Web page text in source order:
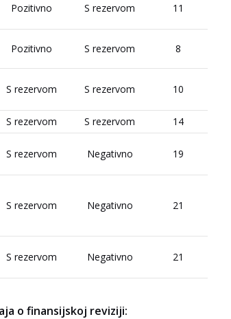
Pozitivno S rezervom 11
Pozitivno S rezervom 8
S rezervom S rezervom 10
S rezervom S rezervom 14
S rezervom Negativno 19
S rezervom Negativno 21
S rezervom Negativno 21
o finansijskoj reviziji: